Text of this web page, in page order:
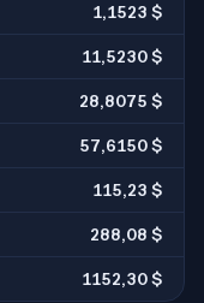
1,1523 $
11,5230 $
28,8075 $
57,6150 $
115,23 $
288,08 $
1152,30 $